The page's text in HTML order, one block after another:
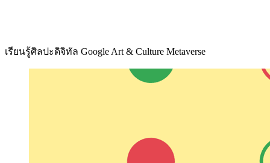
เรียนรู้ศิลปะดิจิทัล Google Art & Culture Metaverse